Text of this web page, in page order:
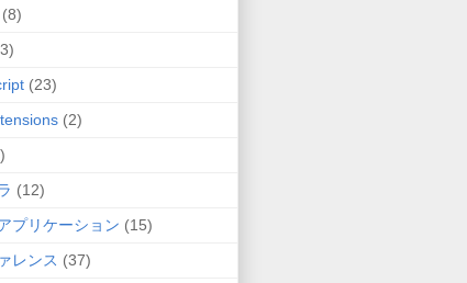
(8)
(23)
(2)
(12)
プリケーション (15)
レンス (37)